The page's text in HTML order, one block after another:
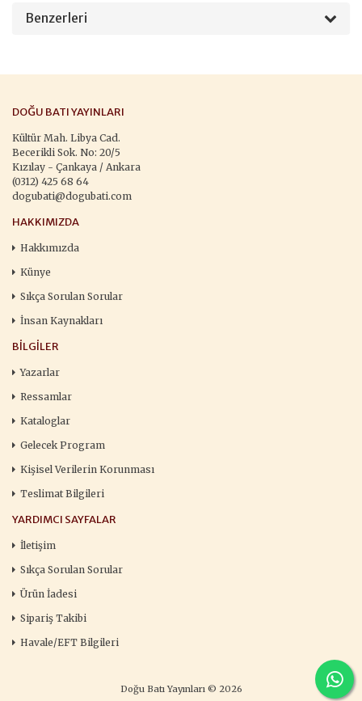
Benzerleri
DOĞU BATI YAYINLARI
Kültür Mah. Libya Cad.
Becerikli Sok. No: 20/5
Kızılay - Çankaya / Ankara
(0312) 425 68 64
dogubati@dogubati.com
HAKKIMIZDA
Hakkımızda
Künye
Sıkça Sorulan Sorular
İnsan Kaynakları
BILGILER
Yazarlar
Ressamlar
Kataloglar
Gelecek Program
Kişisel Verilerin Korunması
Teslimat Bilgileri
YARDIMCI SAYFALAR
İletişim
Sıkça Sorulan Sorular
Ürün İadesi
Sipariş Takibi
Havale/EFT Bilgileri
Doğu Batı Yayınları © 2026